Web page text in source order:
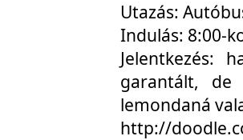
Utazás:
Indulás: 8:00-
Jelentkezés:
garantált, de
lemondaná
http://